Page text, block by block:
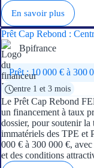
En savoir plus
Prêt Cap Rebond :
Bpifrance
Prêt : 10 000 € à 300
entre 1 et 3 mois
Le Prêt Cap Rebond
un financement à taux
dossier, pour soutenir la
immatériels des TPE et
000 € à 300 000 €,
et des conditions